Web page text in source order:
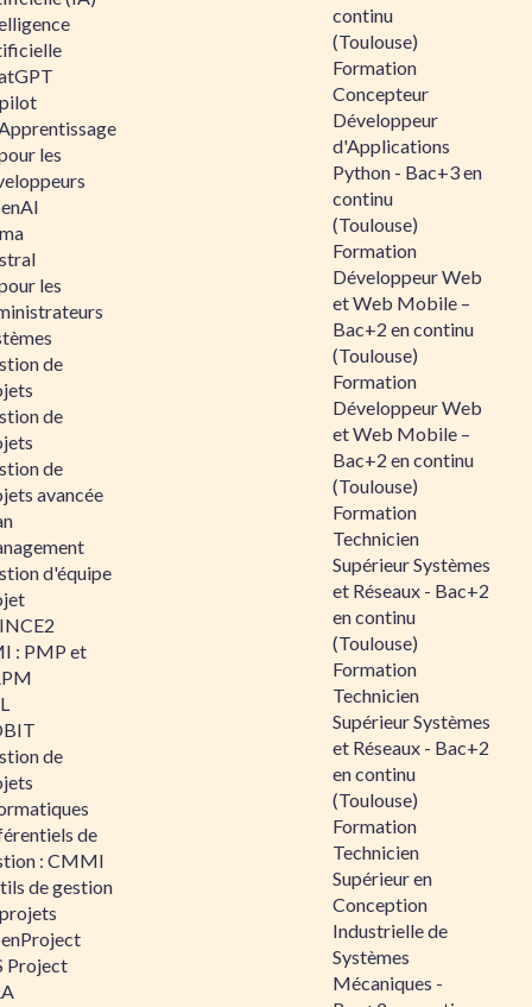
les
les
de
de
de
avancée
d'équipe
: PMP et
de
de
: CMMI
de gestion
Project
continu
(Toulouse)
Formation
Concepteur
Développeur
d'Applications
Python - Bac+3 en
continu
(Toulouse)
Formation
Développeur Web
et Web Mobile –
Bac+2 en continu
(Toulouse)
Formation
Développeur Web
et Web Mobile –
Bac+2 en continu
(Toulouse)
Formation
Technicien
Supérieur Systèmes
et Réseaux - Bac+2
en continu
(Toulouse)
Formation
Technicien
Supérieur Systèmes
et Réseaux - Bac+2
en continu
(Toulouse)
Formation
Technicien
Supérieur en
Conception
Industrielle de
Systèmes
Mécaniques -